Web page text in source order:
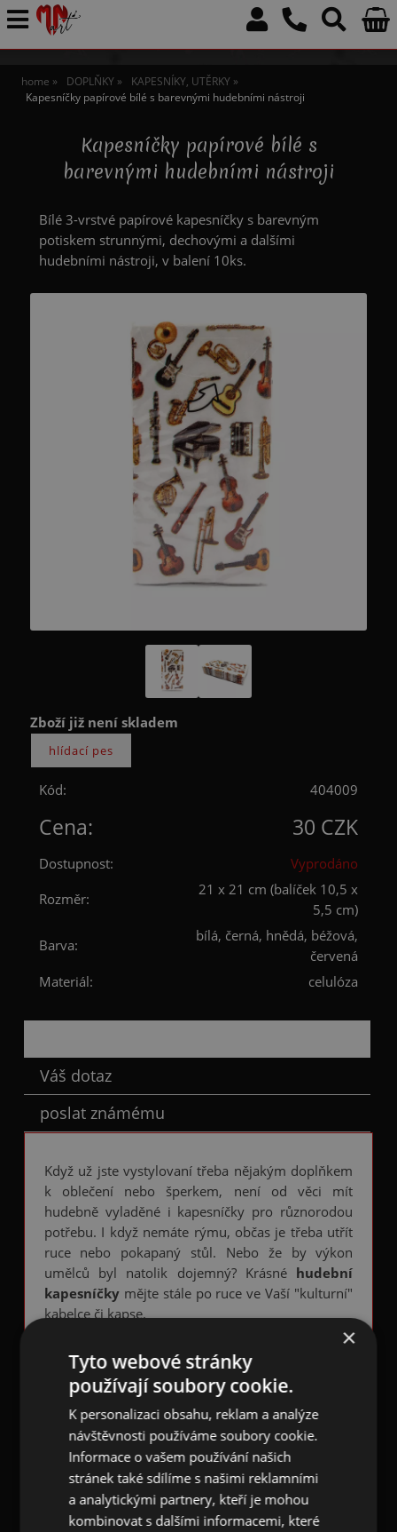
home DOPLŇKY
KAPESNÍKY, UTĚRKY
Kapesníčky papírové bílé s barevnými hudebními nástroji
Kapesníčky papírové bílé s
barevnými hudebními nástroji
Bílé 3-vrstvé papírové kapesníčky s barevným
potiskem strunnými, dechovými a dalšími
hudebními nástroji, v balení 10ks.
Zboží již není skladem
Kód: 404009
Cena: 30 CZK
Dostupnost:
Vyprodáno
Rozměr:
21 x 21 cm (balíček 10,5 x
5,5 cm)
Barva:
bílá, černá, hnědá, béžová,
červená
Materiál:
celulóza
Váš dotaz
poslat známému
Když už jste vystylovaní třeba nějakým doplňkem
k oblečení nebo šperkem, není od věci mít
hudebně vyladěné i kapesníčky pro různorodou
potřebu. I když nemáte rýmu, občas je třeba utřít
ruce nebo pokapaný stůl. Nebo že by výkon
umělců byl natolik dojemný? Krásné hudební
kapesníčkymějte stále po ruce ve Vaší "kulturní"
kabelce či kapse.
papírových kapesníčků s
barevnými hudebními nástroji
celoplošně potištěných 3-vstrvých kapesníčků
běžného rozměru 21 x 21 cm. Mezi vyobrazenými
nástroji o velikosti 1,5 - 2,5 cm jsouklavír piano,
akustická kytara, elektrická kytara, housle,
basa, trubka, trombón, příčná flétna, zobcová
flétna, saxofon, harmonikaatd. Balení měří
10,5 x 5,5 cm.
×
Tyto webové stránky
používají soubory cookie.
K personalizaci obsahu, reklam a analýze
návštěvnosti používáme soubory cookie.
Informace o vašem používání našich
stránek také sdílíme s našimi reklamními
a analytickými partnery, kteří je mohou
kombinovat s dalšími informacemi, které